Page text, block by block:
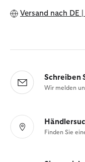
Versand nach DE
Schreiben
Wir melden
Finden Sie